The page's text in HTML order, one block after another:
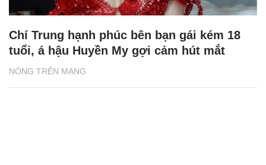
NÓNG TRÊN MẠNG
Chí Trung hạnh phúc bên bạn gái kém 18
tuổi, á hậu Huyền My gợi cảm hút mắt